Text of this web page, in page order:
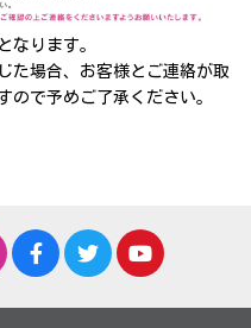
なります。
た場合、お客様とご連絡が取
ので予めご了承ください。